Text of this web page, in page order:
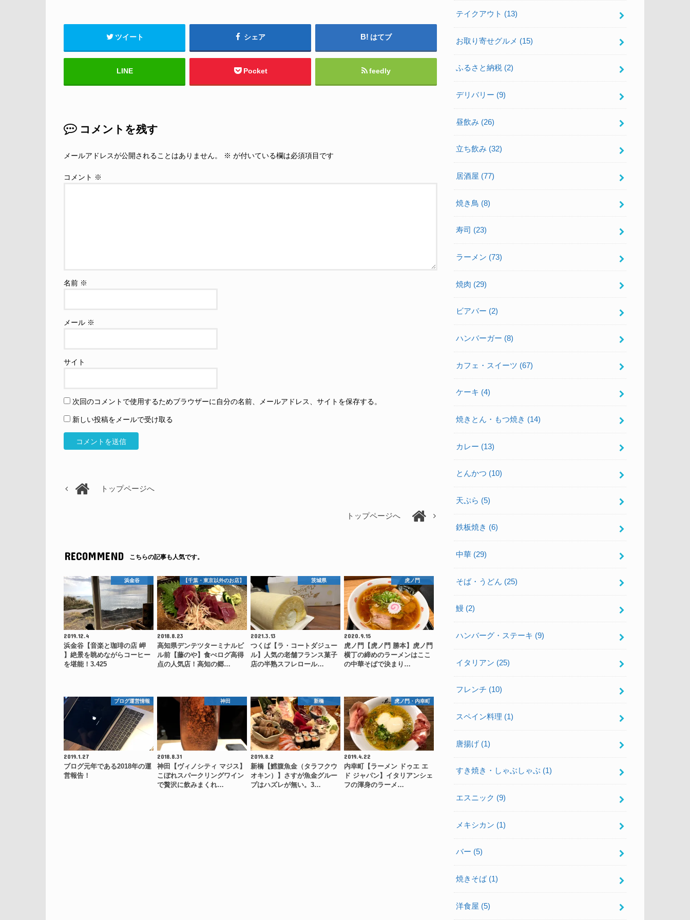
ツイート シェア はてブ
LINE Pocket feedly
コメントを残す
メールアドレスが公開されることはありません。 ※ が付いている欄は必須項目です
コメント ※
名前 ※
メール ※
サイト
次回のコメントで使用するためブラウザーに自分の名前、メールアドレス、サイトを保存する。
新しい投稿をメールで受け取る
トップページへ
トップページへ
RECOMMEND こちらの記事も人気です。
浜金谷
2019.12.4
浜金谷【音楽と珈琲の店 岬
】絶景を眺めながらコーヒー
を堪能！3.425
【千葉・東京以外のお店】
2018.8.23
高知県デンテツターミナルビ
ル前【藤のや】食べログ高得
点の人気店！高知の郷…
茨城県
2021.3.13
つくば【ラ・コートダジュー
ル】人気の老舗フランス菓子
店の半熟スフレロール…
虎ノ門
2020.9.15
虎ノ門【虎ノ門 勝本】虎ノ門
横丁の締めのラーメンはここ
の中華そばで決まり…
ブログ運営情報
2019.1.27
ブログ元年である2018年の運
営報告！
神田
2018.8.31
神田【ヴィノシティ マジス】
こぼれスパークリングワイン
で贅沢に飲みまくれ…
新橋
2019.8.2
新橋【鱈腹魚金（タラフクウ
オキン）】さすが魚金グルー
プはハズレが無い。3…
虎ノ門・内幸町
2019.4.22
内幸町【ラーメン ドゥエ エ
ド ジャパン】イタリアンシェ
フの渾身のラーメ…
テイクアウト (13)
お取り寄せグルメ (15)
ふるさと納税 (2)
デリバリー (9)
昼飲み (26)
立ち飲み (32)
居酒屋 (77)
焼き鳥 (8)
寿司 (23)
ラーメン (73)
焼肉 (29)
ビアバー (2)
ハンバーガー (8)
カフェ・スイーツ (67)
ケーキ (4)
焼きとん・もつ焼き (14)
カレー (13)
とんかつ (10)
天ぷら (5)
鉄板焼き (6)
中華 (29)
そば・うどん (25)
鰻 (2)
ハンバーグ・ステーキ (9)
イタリアン (25)
フレンチ (10)
スペイン料理 (1)
唐揚げ (1)
すき焼き・しゃぶしゃぶ (1)
エスニック (9)
メキシカン (1)
バー (5)
焼きそば (1)
洋食屋 (5)